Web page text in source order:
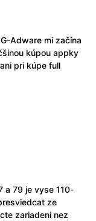
Adware mi začína
kúpou appky
pri kúpe full
a 79 je vyse 110-
ze
zariadeni nez